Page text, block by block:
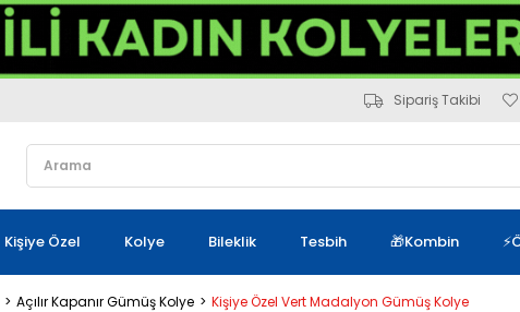
Sipariş Takibi
Kişiye Özel Kolye Bileklik Tesbih 🎁Kombin
Açılır Kapanır Gümüş Kolye Kişiye Özel Vert Madalyon Gümüş Kolye